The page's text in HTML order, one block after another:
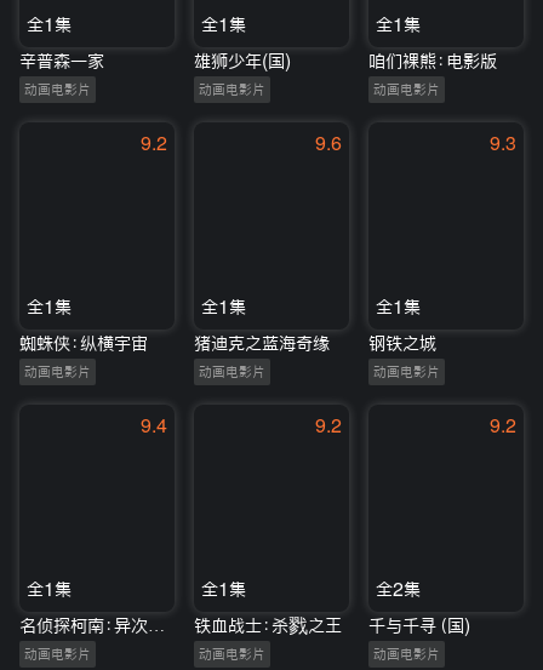
全1集
辛普森一家
动画电影片
全1集
雄狮少年(国)
动画电影片
全1集
咱们裸熊：电影版
动画电影片
9.2
全1集
蜘蛛侠：纵横宇宙
动画电影片
9.6
全1集
猪迪克之蓝海奇缘
动画电影片
9.3
全1集
钢铁之城
动画电影片
9.4
全1集
动画电影片
9.2
全1集
铁血战士：杀戮之王
动画电影片
9.2
全2集
千与千寻（国)
动画电影片